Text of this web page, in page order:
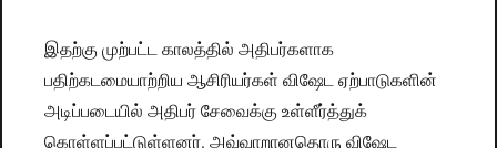
இதற்கு முற்பட்ட காலத்தில் அதிபர்களாக
பதிற்கடமையாற்றிய ஆசிரியர்கள் விஷேட ஏற்பாடுகளின்
அடிப்படையில் அதிபர் சேவைக்கு உள்ளீர்த்துக்
கொள்ளப்பட்டுள்ளனர். அவ்வாறானதொரு விஷேட